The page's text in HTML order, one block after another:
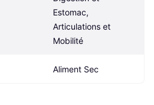
Estomac,
Articulations et
Mobilité
Aliment Sec